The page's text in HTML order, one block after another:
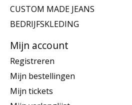
CUSTOM MADE JEANS
BEDRIJFSKLEDING
Mijn account
Registreren
Mijn bestellingen
Mijn tickets